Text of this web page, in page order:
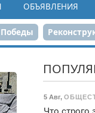
ОБЪЯВЛЕНИЯ
5 Авг,